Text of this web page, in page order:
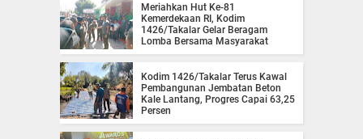
Meriahkan Hut Ke-81
Kemerdekaan RI, Kodim
1426/Takalar Gelar Beragam
Lomba Bersama Masyarakat
Kodim 1426/Takalar Terus Kawal
Pembangunan Jembatan Beton
Kale Lantang, Progres Capai 63,25
Persen